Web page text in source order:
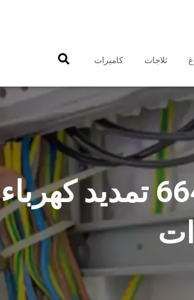
ثلاجات كاميرات
فني كهربائي منازل الصليبية 66409555 تمديد كهرباء